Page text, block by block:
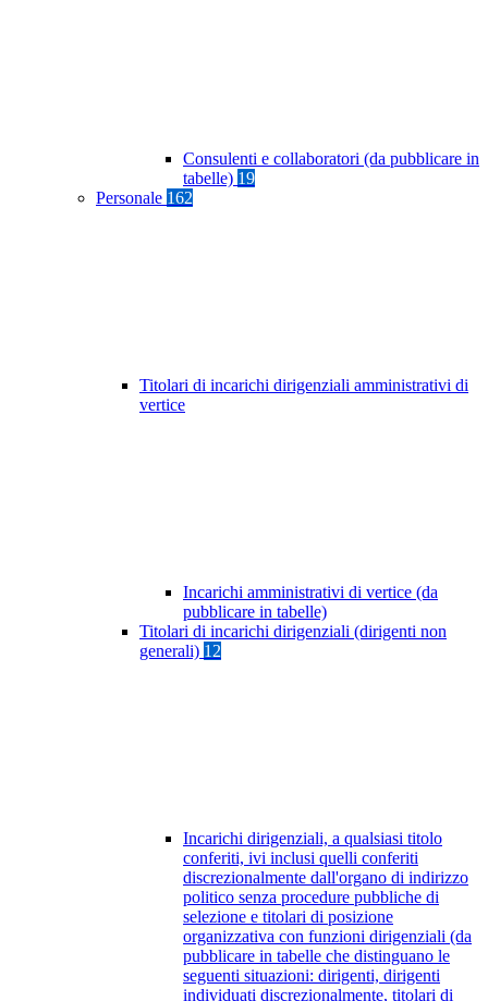
Consulenti e collaboratori (da pubblicare in
tabelle) 19
Personale 162
Titolari di incarichi dirigenziali amministrativi di
vertice
Incarichi amministrativi di vertice (da
pubblicare in tabelle)
Titolari di incarichi dirigenziali (dirigenti non
generali) 12
Incarichi dirigenziali, a qualsiasi titolo
conferiti, ivi inclusi quelli conferiti
discrezionalmente dall'organo di indirizzo
politico senza procedure pubbliche di
selezione e titolari di posizione
organizzativa con funzioni dirigenziali (da
pubblicare in tabelle che distinguano le
seguenti situazioni: dirigenti, dirigenti
individuati discrezionalmente, titolari di